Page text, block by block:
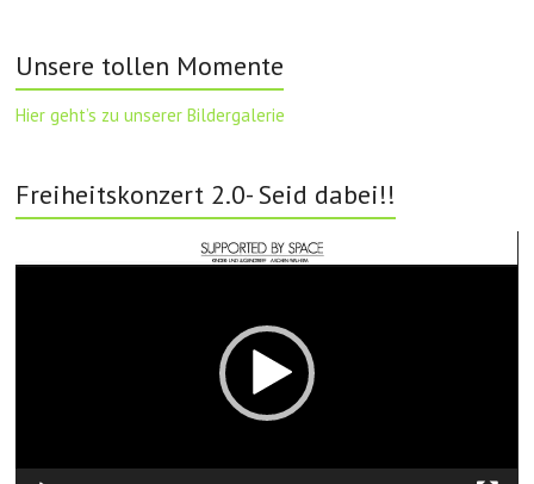
Unsere tollen Momente
Hier geht’s zu unserer Bildergalerie
Freiheitskonzert 2.0- Seid dabei!!
Player